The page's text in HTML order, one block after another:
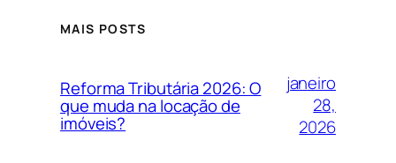
MAIS POSTS
Reforma Tributária 2026: O
que muda na locação de
imóveis?
janeiro
28,
2026